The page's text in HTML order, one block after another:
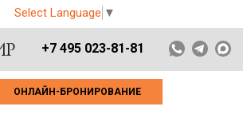
Select Language ▼
+7 495 023-81-81
ОНЛАЙН-БРОНИРОВАНИЕ